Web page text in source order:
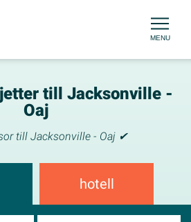
MENU
till Jacksonville -
Oaj
till Jacksonville - Oaj ✔
hotell